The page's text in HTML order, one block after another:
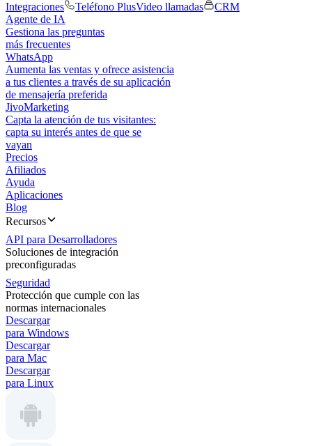
Integraciones
Teléfono PlusVideo llamadas
CRM
Agente de IA
Gestiona las preguntas
más frecuentes
WhatsApp
Aumenta las ventas y ofrece asistencia
a tus clientes a través de su aplicación
de mensajería preferida
JivoMarketing
Capta la atención de tus visitantes:
capta su interés antes de que se
vayan
Precios
Afiliados
Ayuda
Aplicaciones
Blog
Recursos
API para Desarrolladores
Soluciones de integración
preconfiguradas
Seguridad
Protección que cumple con las
normas internacionales
Descargar
para Windows
Descargar
para Mac
Descargar
para Linux